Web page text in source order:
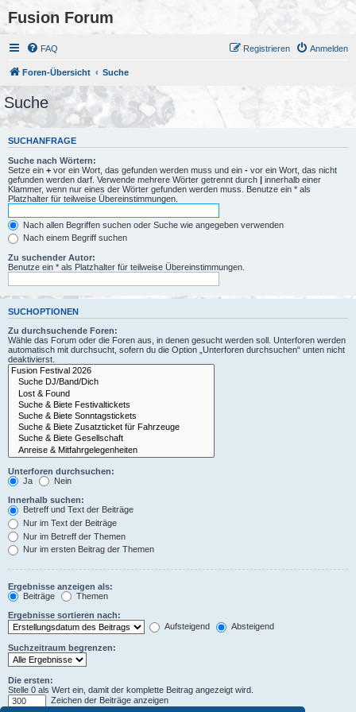
Fusion Forum
FAQ Anmelden
Registrieren
Foren-Übersicht Suche
Suche
SUCHANFRAGE
Suche nach Wörtern:
Setze ein + vor ein Wort, das gefunden werden muss und ein - vor ein Wort, das nicht
gefunden werden darf. Verwende mehrere Wörter getrennt durch | innerhalb einer
Klammer, wenn nur eines der Wörter gefunden werden muss. Benutze ein * als
Platzhalter für teilweise Übereinstimmungen.
Nach allen Begriffen suchen oder Suche wie angegeben verwenden
Nach einem Begriff suchen
Zu suchender Autor:
Benutze ein * als Platzhalter für teilweise Übereinstimmungen.
SUCHOPTIONEN
Zu durchsuchende Foren:
Wähle das Forum oder die Foren aus, in denen gesucht werden soll. Unterforen werden
automatisch mit durchsucht, sofern du die Option „Unterforen durchsuchen“ unten nicht
deaktivierst.
Unterforen durchsuchen:
Ja
Nein
Innerhalb suchen:
Betreff und Text der Beiträge
Nur im Text der Beiträge
Nur im Betreff der Themen
Nur im ersten Beitrag der Themen
Ergebnisse anzeigen als:
Beiträge
Themen
Ergebnisse sortieren nach:
Aufsteigend
Absteigend
Suchzeitraum begrenzen:
Die ersten:
Stelle 0 als Wert ein, damit der komplette Beitrag angezeigt wird.
Zeichen der Beiträge anzeigen